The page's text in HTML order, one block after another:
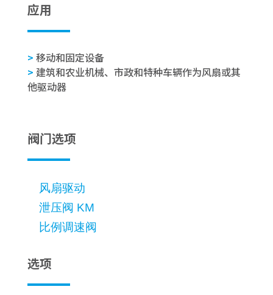
应用
> 移动和固定设备
> 建筑和农业机械、市政和特种车辆作为风扇或其
他驱动器
阀门选项
风扇驱动
泄压阀 KM
比例调速阀
选项